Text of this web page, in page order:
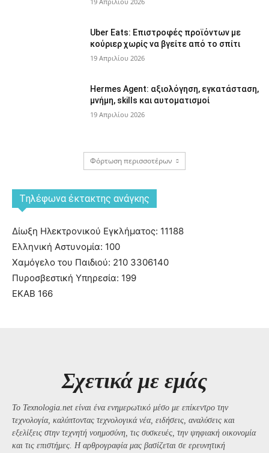
Uber Eats: Επιστροφές προϊόντων με
κούριερ χωρίς να βγείτε από το σπίτι
19 Απριλίου 2026
Hermes Agent: αξιολόγηση, εγκατάσταση,
μνήμη, skills και αυτοματισμοί
19 Απριλίου 2026
Φόρτωση περισσοτέρων
Tηλέφωνα έκτακτης ανάγκης
Δίωξη Ηλεκτρονικού Εγκλήματος: 11188
Ελληνική Αστυνομία: 100
Χαμόγελο του Παιδιού: 210 3306140
Πυροσβεστική Υπηρεσία: 199
ΕΚΑΒ 166
Σχετικά με εμάς
Το Texnologia.net είναι ένα ενημερωτικό μέσο με επίκεντρο την
τεχνολογία, καλύπτοντας τεχνολογικά νέα, ειδήσεις, αναλύσεις και
εξελίξεις στην τεχνητή νοημοσύνη, τις συσκευές, την ψηφιακή οικονομία
και τις επιστήμες. Η αρθρογραφία μας βασίζεται σε ερευνητική